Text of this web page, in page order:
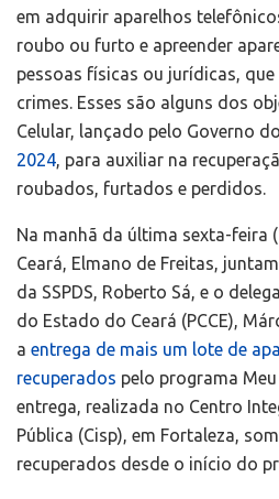
em adquirir aparelhos
roubo ou furto e apreender
pessoas físicas ou jurídicas,
crimes. Esses são alguns dos
Celular, lançado pelo Governo
2024, para auxiliar na
roubados, furtados e perdidos.
Na manhã da última sexta-feira
Ceará, Elmano de Freitas,
da SSPDS, Roberto Sá, e o
do Estado do Ceará (PCCE),
a entrega de mais um lote de
recuperados pelo programa
entrega, realizada no Centro
Pública (Cisp), em Fortaleza,
recuperados desde o início do